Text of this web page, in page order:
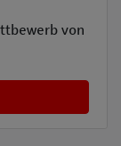
von